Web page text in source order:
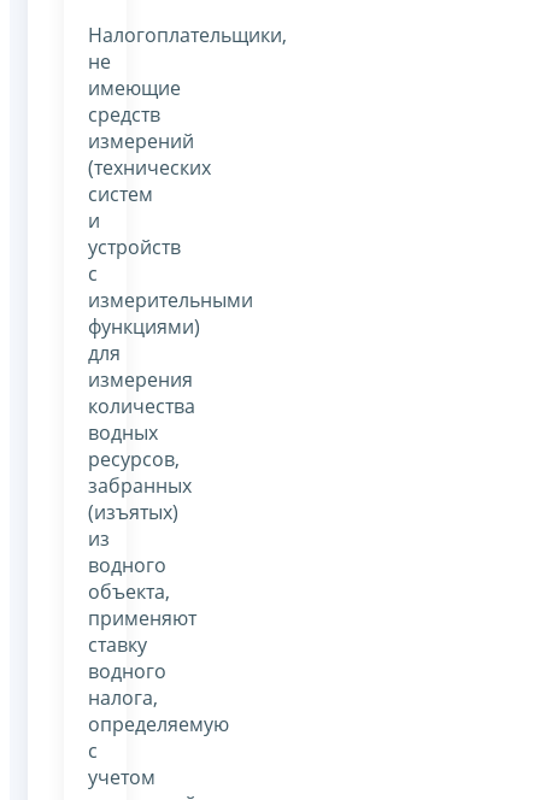
Налогоплательщики,
не
имеющие
средств
измерений
(технических
систем
и
устройств
с
измерительными
функциями)
для
измерения
количества
водных
ресурсов,
забранных
(изъятых)
из
водного
объекта,
применяют
ставку
водного
налога,
определяемую
с
учетом